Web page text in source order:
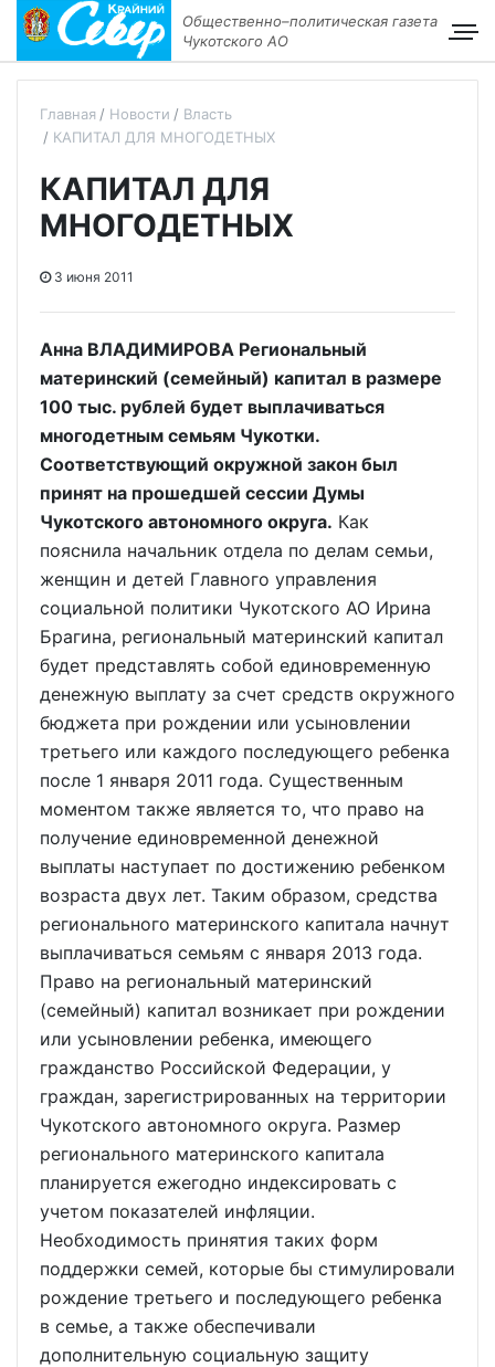
Общественно–политическая газета
Чукотского АО
Главная Новости
Власть
КАПИТАЛ ДЛЯ МНОГОДЕТНЫХ
КАПИТАЛ ДЛЯ
МНОГОДЕТНЫХ
3 июня 2011
Анна ВЛАДИМИРОВА Региональный
материнский (семейный) капитал в размере
100 тыс. рублей будет выплачиваться
многодетным семьям Чукотки.
Соответствующий окружной закон был
принят на прошедшей сессии Думы
Чукотского автономного округа. Как
пояснила начальник отдела по делам семьи,
женщин и детей Главного управления
социальной политики Чукотского АО Ирина
Брагина, региональный материнский капитал
будет представлять собой единовременную
денежную выплату за счет средств окружного
бюджета при рождении или усыновлении
третьего или каждого последующего ребенка
после 1 января 2011 года. Существенным
моментом также является то, что право на
получение единовременной денежной
выплаты наступает по достижению ребенком
возраста двух лет. Таким образом, средства
регионального материнского капитала начнут
выплачиваться семьям с января 2013 года.
Право на региональный материнский
(семейный) капитал возникает при рождении
или усыновлении ребенка, имеющего
гражданство Российской Федерации, у
граждан, зарегистрированных на территории
Чукотского автономного округа. Размер
регионального материнского капитала
планируется ежегодно индексировать с
учетом показателей инфляции.
Необходимость принятия таких форм
поддержки семей, которые бы стимулировали
рождение третьего и последующего ребенка
в семье, а также обеспечивали
дополнительную социальную защиту